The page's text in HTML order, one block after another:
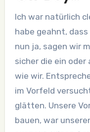
Ich war natürlich
habe geahnt,
nun ja, sagen wir
sicher die ein oder
wie wir.
im Vorfeld
glätten. Unsere
bauen, war